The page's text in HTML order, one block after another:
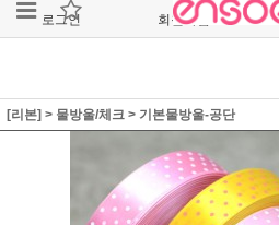
로그인 회원가입
[리본] > 물방울/체크 > 기본물방울-공단